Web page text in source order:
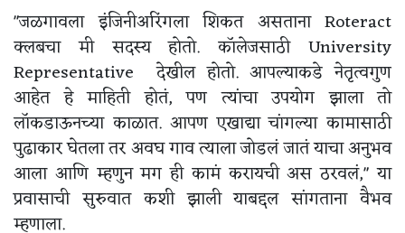
"जळगावला इंजिनीअरिंगला शिकत असताना Roteract
क्लबचा मी सदस्य होतो. कॉलेजसाठी University
Representative देखील होतो. आपल्याकडे नेतृत्वगुण
आहेत हे माहिती होतं, पण त्यांचा उपयोग झाला तो
लॉकडाऊनच्या काळात. आपण एखाद्या चांगल्या कामासाठी
पुढाकार घेतला तर अवघ गाव त्याला जोडलं जातं याचा अनुभव
आला आणि म्हणुन मग ही कामं करायची अस ठरवलं," या
प्रवासाची सुरुवात कशी झाली याबद्दल सांगताना वैभव
म्हणाला.